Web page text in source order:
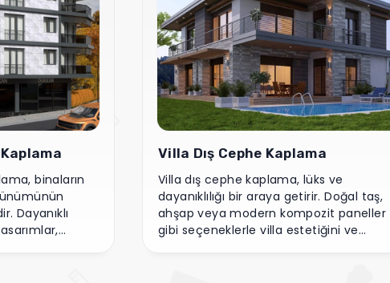
binaların
Dayanıklı
Villa Dış Cephe Kaplama
Villa dış cephe kaplama, lüks ve
dayanıklılığı bir araya getirir. Doğal taş,
ahşap veya modern kompozit paneller
gibi seçeneklerle villa estetiğini ve